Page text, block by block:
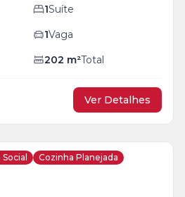
1Suíte
1Vaga
202 m²Total
Ver Detalhes
Cozinha Planejada